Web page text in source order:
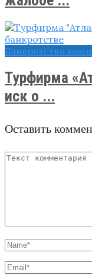
Банкротство
Турфирма
иск о ...
Оставить